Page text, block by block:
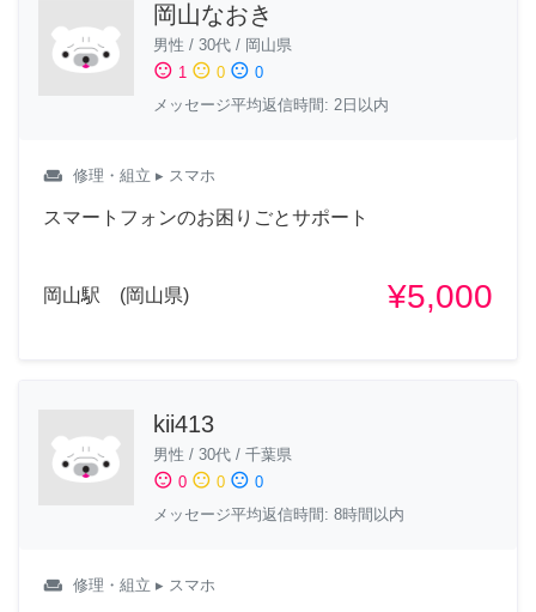
岡山なおき
男性 / 30代 / 岡山県
sentiment_satisfied 1 sentiment_neutral 0 sentiment_dissatisfied 0
メッセージ平均返信時間: 2日以内
weekend 修理・組立 ▸ スマホ
スマートフォンのお困りごとサポート
岡山駅 (岡山県) ¥5,000
kii413
男性 / 30代 / 千葉県
sentiment_satisfied 0 sentiment_neutral 0 sentiment_dissatisfied 0
メッセージ平均返信時間: 8時間以内
weekend 修理・組立 ▸ スマホ